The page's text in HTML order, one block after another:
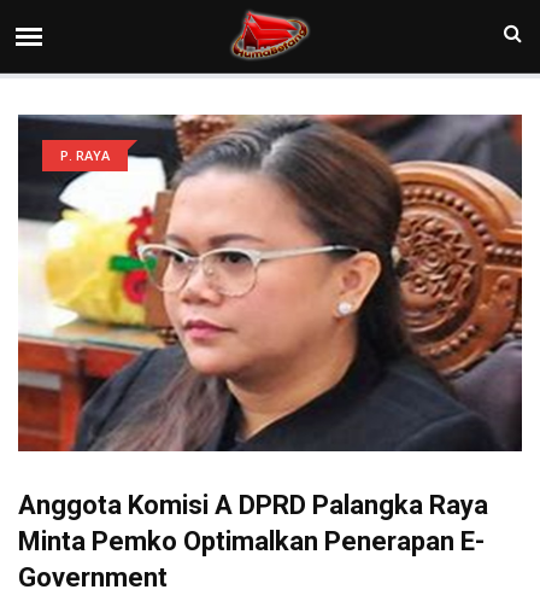
P. RAYA
Anggota Komisi A DPRD Palangka Raya
Minta Pemko Optimalkan Penerapan E-
Government